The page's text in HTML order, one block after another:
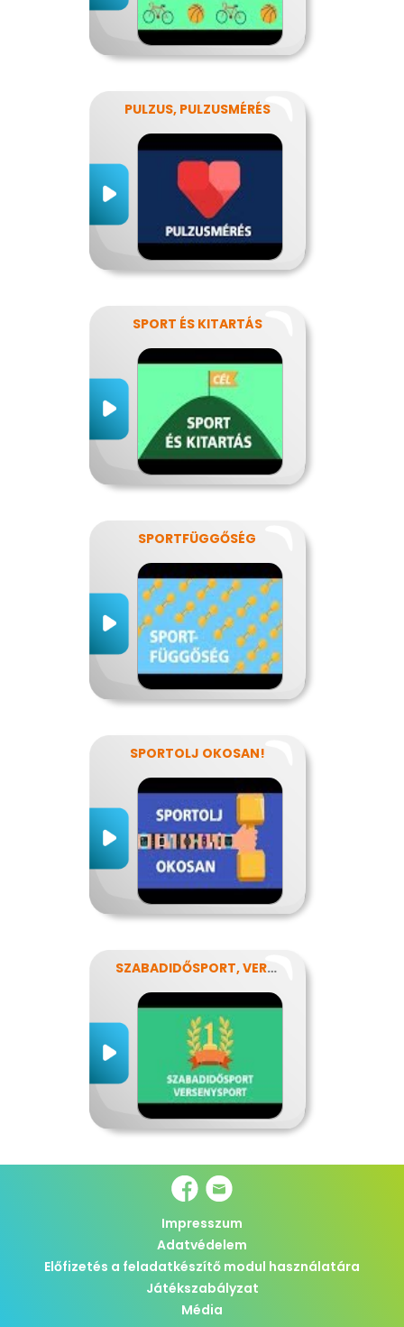
PULZUS, PULZUSMÉRÉS
SPORT ÉS KITARTÁS
SPORTFÜGGŐSÉG
SPORTOLJ OKOSAN!
SZABADIDŐSPORT, VERSENYSPORT
Impresszum
Adatvédelem
Előfizetés a feladatkészítő modul használatára
Játékszabályzat
Média